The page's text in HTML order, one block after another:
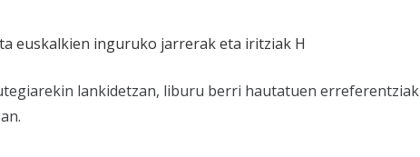
euskalkien inguruko jarrerak eta iritziak H
lankidetzan, liburu berri hautatuen erreferentziak